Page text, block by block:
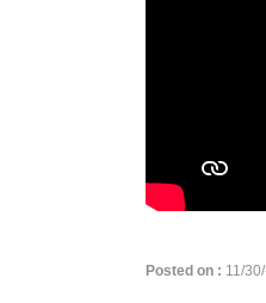
Posted on : 11/